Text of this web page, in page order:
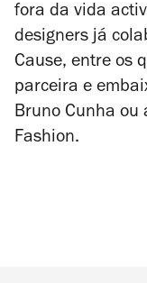
fora da vida
designers já
Cause, entre os
parceira e
Bruno Cunha ou
Fashion.